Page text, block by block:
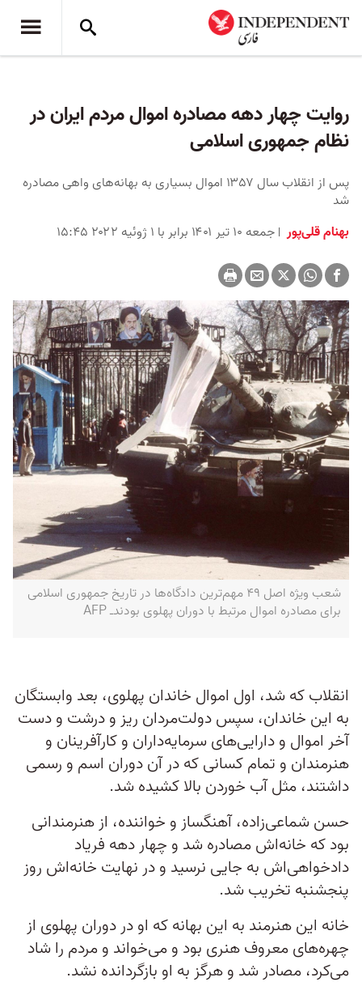
روایت چهار دهه مصادره اموال مردم ایران در
نظام جمهوری اسلامی
پس از انقلاب سال ۱۳۵۷ اموال بسیاری به بهانه‌های واهی مصادره
شد
بهنام قلی‌پور جمعه ۱۰ تیر ۱۴۰۱ برابر با ۱ ژوئیه ۲۰۲۲ ۱۵:۴۵
شعب ویژه اصل ۴۹ مهم‌ترین دادگاه‌ها در تاریخ جمهوری اسلامی
برای مصادره اموال مرتبط با دوران پهلوی بودندـ AFP
انقلاب که شد، اول اموال خاندان پهلوی، بعد وابستگان
به این خاندان، سپس دولت‌مردان ریز و درشت و دست
آخر اموال و دارایی‌های سرمایه‌داران و کار‌آفرینان و
هنرمندان و تمام کسانی که در آن دوران اسم و رسمی
داشتند، مثل آب خوردن بالا کشیده شد.
حسن شماعی‌زاده، آهنگساز و خواننده، از هنرمندانی
بود که خانه‌اش مصادره شد و چهار دهه فریاد‌
داد‌خواهی‌اش به جایی نرسید و در نهایت خانه‌اش روز
پنجشنبه تخریب شد.
خانه این هنرمند به این بهانه که او در دوران پهلوی از
چهره‌های معروف هنری بود و می‌خواند و مردم را شاد
می‌کرد، مصادر شد و هرگز به او بازگردانده نشد.